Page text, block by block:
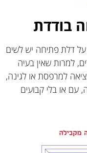
בודדת
דלת פתיחה יש לשים
למרות שאין בעיה
למרפסת או לגינה,
עם או בלי קבועים